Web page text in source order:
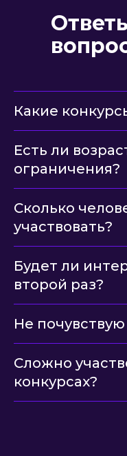
Какие
Есть ли
ограничения?
Сколько
участвовать?
Будет ли
второй раз?
Не
Сложно
конкурсах?